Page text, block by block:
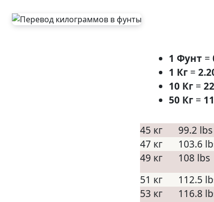
1 Фунт =
1 Кг =
10 Кг =
50 Кг =
45 кг 99.2 lbs
47 кг
103.6
49 кг
108 lbs
51 кг
112.5
53 кг
116.8